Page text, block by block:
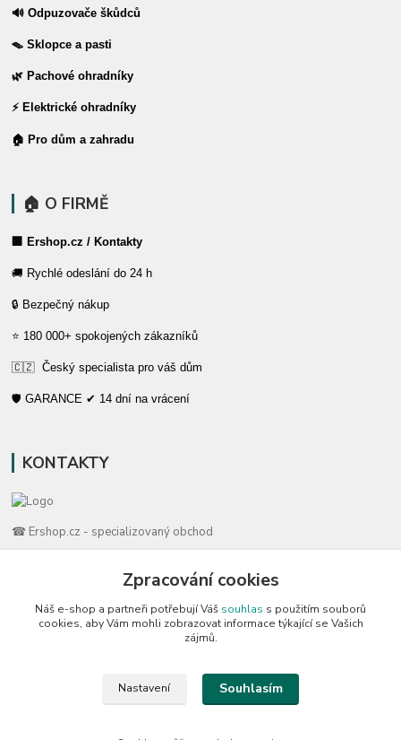
🔊 Odpuzovače škůdců
🪤 Sklopce a pasti
🌿 Pachové ohradníky
⚡ Elektrické ohradníky
🏠 Pro dům a zahradu
🏠 O FIRMĚ
🏢 Ershop.cz / Kontakty
🚚 Rychlé odeslání do 24 h
🔒 Bezpečný nákup
⭐ 180 000+ spokojených zákazníků
🇨🇿 Český specialista pro váš dům
🛡️ GARANCE ✔ 14 dní na vrácení
KONTAKTY
☎ Ershop.cz - specializovaný obchod
🛡️ Zákaznická podpora
📞 728 007 997
⏰ Po-Pá | 7:00 - 13:30 |
Zpracování cookies
Náš e-shop a partneři potřebují Váš souhlas s použitím souborů
cookies, aby Vám mohli zobrazovat informace týkající se Vašich
zájmů.
Nastavení Souhlasím